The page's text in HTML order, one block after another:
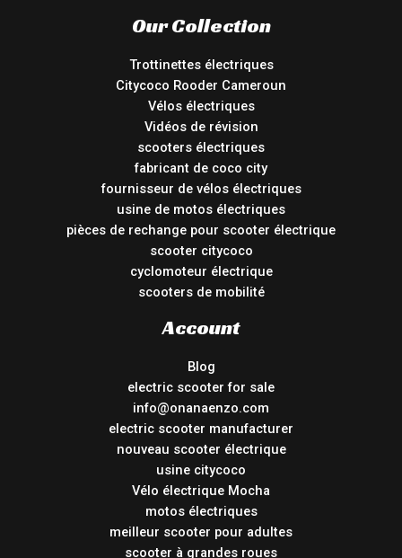
Our Collection
Trottinettes électriques
Citycoco Rooder Cameroun
Vélos électriques
Vidéos de révision
scooters électriques
fabricant de coco city
fournisseur de vélos électriques
usine de motos électriques
pièces de rechange pour scooter électrique
scooter citycoco
cyclomoteur électrique
scooters de mobilité
Account
Blog
electric scooter for sale
info@onanaenzo.com
electric scooter manufacturer
nouveau scooter électrique
usine citycoco
Vélo électrique Mocha
motos électriques
meilleur scooter pour adultes
scooter à grandes roues